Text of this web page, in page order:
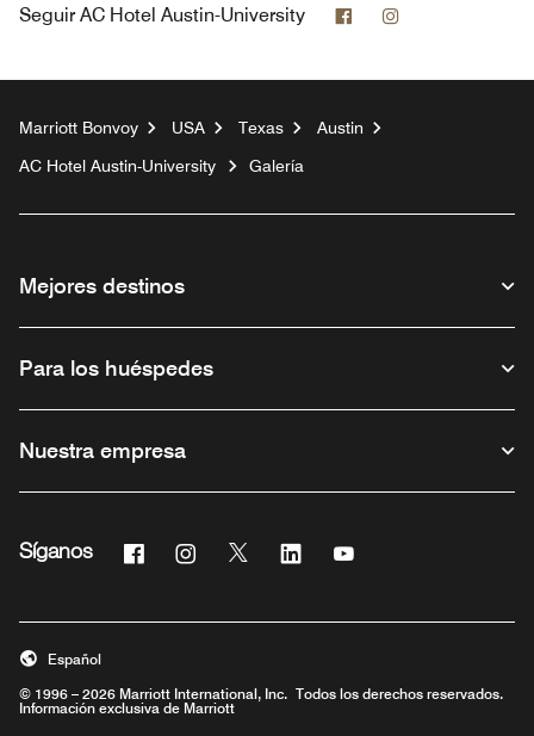
Seguir AC Hotel Austin-University Facebook
Marriott Bonvoy USA Texas
Austin
AC Hotel Austin-University
Galería
Mejores destinos
Para los huéspedes
Nuestra empresa
Síganos Facebook
Abre una ventana nueva
Instagram
Abre una ventana nueva
Twitter
Abre una ventana nueva
Linkedin
Abre una ventana nueva
Abre una ventana
© 1996 – 2026 Marriott International, Inc. Todos los derechos reservados.
Información exclusiva de Marriott
Español